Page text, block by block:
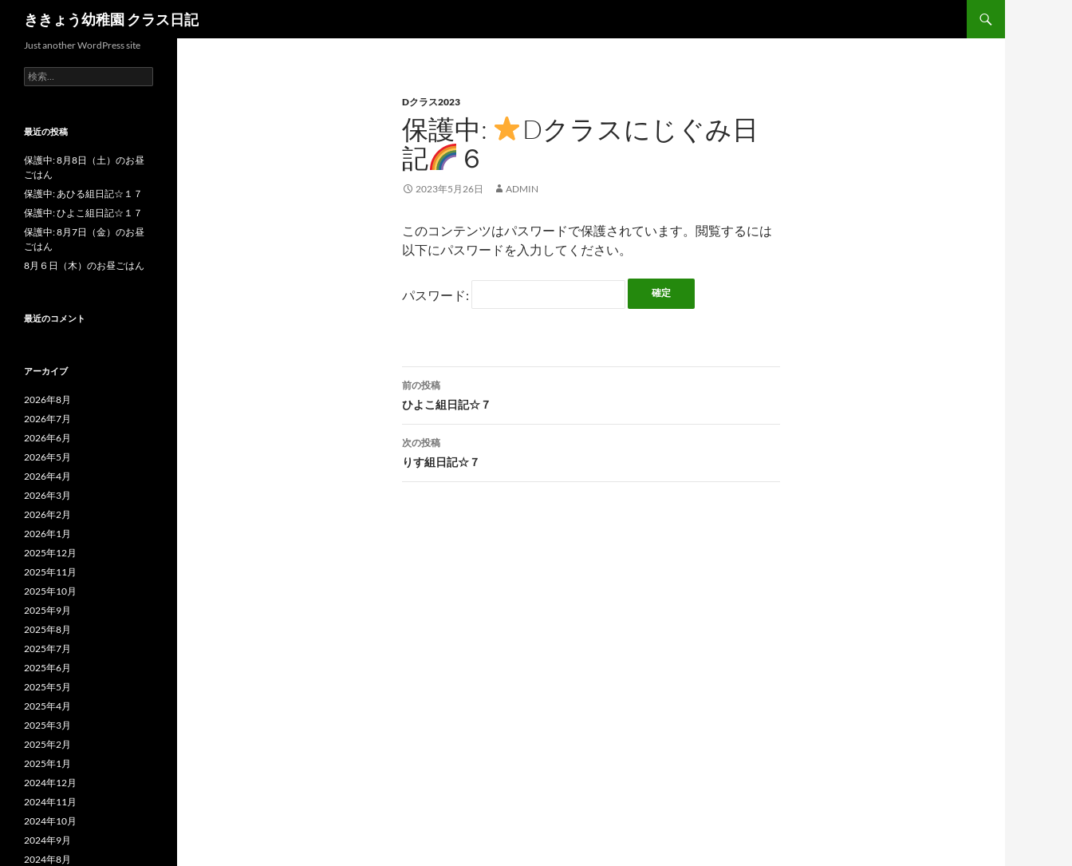
ききょう幼稚園 クラス日記
Dクラス2023
保護中:
Dクラスにじぐみ日
記
６
2023年5月26日 ADMIN
このコンテンツはパスワードで保護されています。閲覧するには
以下にパスワードを入力してください。
パスワード:
投
稿
ナ
前の投稿
ひよこ組日記☆７
次の投稿
りす組日記☆７
Just another WordPress site
検
索
最近の投稿
保護中: 8月8日（土）のお昼
ごはん
保護中: あひる組日記☆１７
保護中: ひよこ組日記☆１７
保護中: 8月7日（金）のお昼
ごはん
8月６日（木）のお昼ごはん
最近のコメント
アーカイブ
2026年8月
2026年7月
2026年6月
2026年5月
2026年4月
2026年3月
2026年2月
2026年1月
2025年12月
2025年11月
2025年10月
2025年9月
2025年8月
2025年7月
2025年6月
2025年5月
2025年4月
2025年3月
2025年2月
2025年1月
2024年12月
2024年11月
2024年10月
2024年9月
2024年8月